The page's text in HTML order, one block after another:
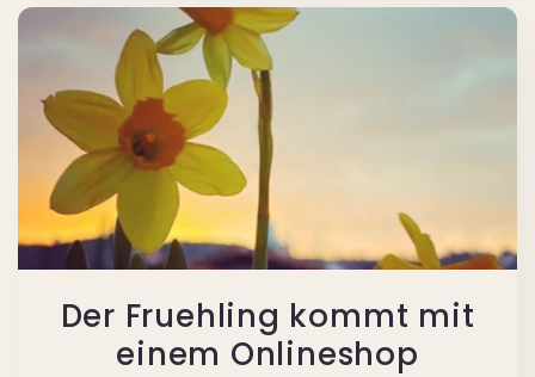
Der Fruehling kommt mit
einem Onlineshop